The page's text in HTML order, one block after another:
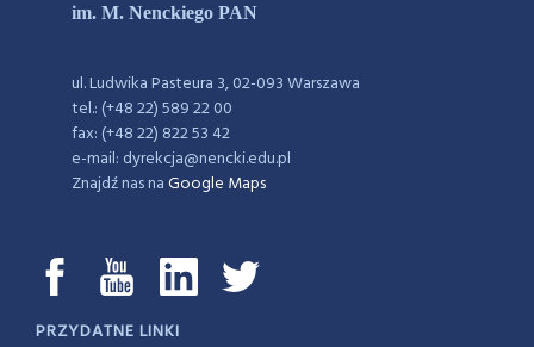
im. M. Nenckiego PAN
ul. Ludwika Pasteura 3, 02-093 Warszawa
tel.: (+48 22) 589 22 00
fax: (+48 22) 822 53 42
e-mail: dyrekcja@nencki.edu.pl
Znajdź nas naGoogle Maps
PRZYDATNE LINKI